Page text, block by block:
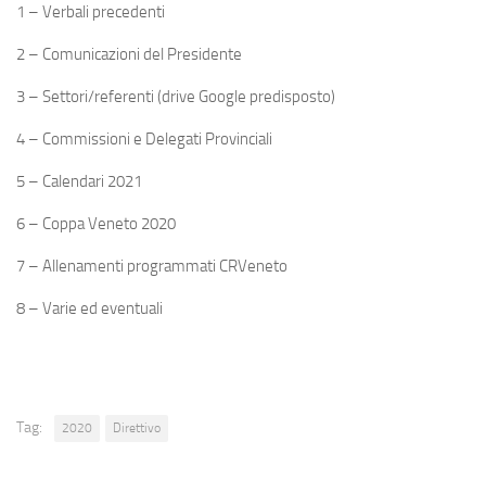
1 – Verbali precedenti
2 – Comunicazioni del Presidente
3 – Settori/referenti (drive Google predisposto)
4 – Commissioni e Delegati Provinciali
5 – Calendari 2021
6 – Coppa Veneto 2020
7 – Allenamenti programmati CRVeneto
8 – Varie ed eventuali
Tag: 2020 Direttivo